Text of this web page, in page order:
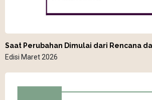
Saat Perubahan Dimulai dari Rencana
Edisi Maret 2026